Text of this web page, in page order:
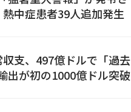
中症患者39人追加発生
支、497億ドルで「過去
出が初の1000億ドル突破